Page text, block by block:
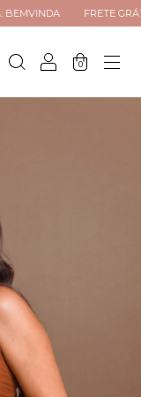
FRETE GRÁTIS PARA
0